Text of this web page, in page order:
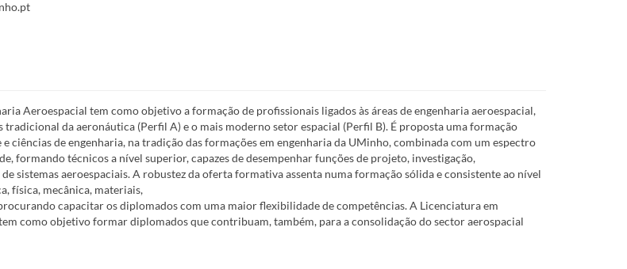
Aeroespacial tem como objetivo a formação de profissionais ligados às áreas de engenharia aeroespacial,
tradicional da aeronáutica (Perfil A) e o mais moderno setor espacial (Perfil B). É proposta uma formação
e ciências de engenharia, na tradição das formações em engenharia da UMinho, combinada com um espectro
formando técnicos a nível superior, capazes de desempenhar funções de projeto, investigação,
sistemas aeroespaciais. A robustez da oferta formativa assenta numa formação sólida e consistente ao nível
física, mecânica, materiais,
capacitar os diplomados com uma maior flexibilidade de competências. A Licenciatura em
como objetivo formar diplomados que contribuam, também, para a consolidação do sector aerospacial